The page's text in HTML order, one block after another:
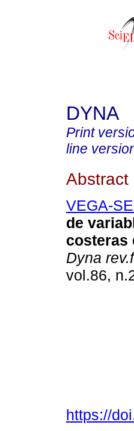
DYNA
Print
line
Abstract
VEGA-
de
costeras
Dyna
vol.86,
https://